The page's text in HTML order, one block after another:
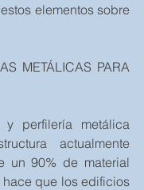
elementos sobre
METÁLICAS PARA
perfilería metálica
actualmente
un 90% de material
que los edificios